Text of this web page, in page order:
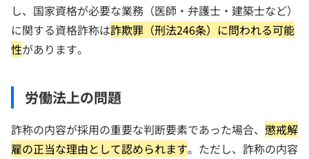
し、国家資格が必要な業務（医師・弁護士・建築士など）
に関する資格詐称は詐欺罪（刑法246条）に問われる可能
性があります。
労働法上の問題
詐称の内容が採用の重要な判断要素であった場合、 懲戒解
雇の正当な理由として認められます。ただし、詐称の内容